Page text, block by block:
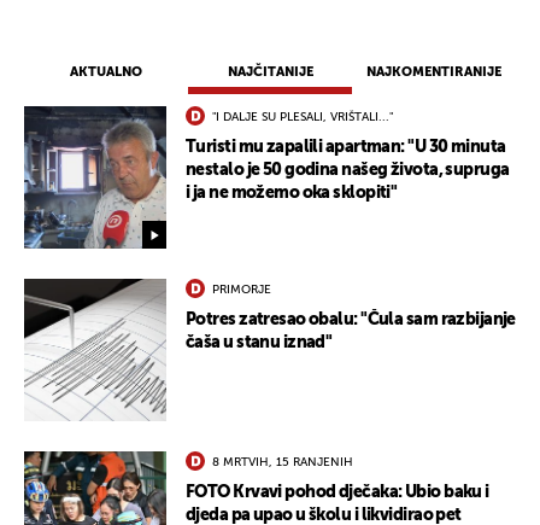
AKTUALNO NAJČITANIJE NAJKOMENTIRANIJE
"I DALJE SU PLESALI, VRIŠTALI..."
Turisti mu zapalili apartman: "U 30 minuta
nestalo je 50 godina našeg života, supruga
i ja ne možemo oka sklopiti"
PRIMORJE
Potres zatresao obalu: "Čula sam razbijanje
čaša u stanu iznad"
8 MRTVIH, 15 RANJENIH
FOTO Krvavi pohod dječaka: Ubio baku i
djeda pa upao u školu i likvidirao pet